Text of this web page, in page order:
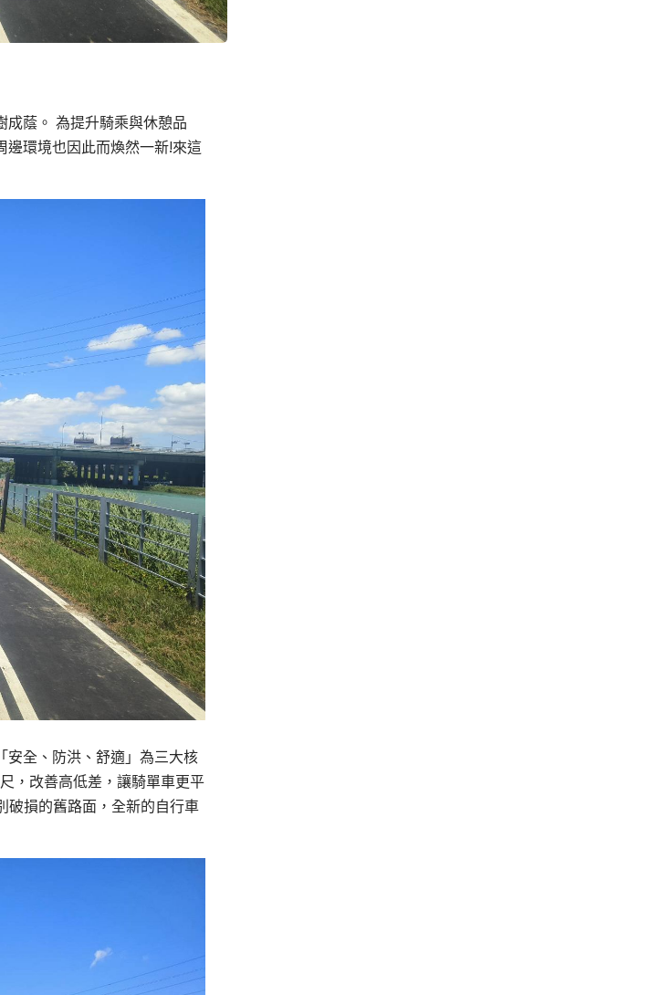
成蔭 。 為提升騎乘與休憩品
邊環境也因此而煥然一新!來這
安全、防洪、舒適」為三大核
，改善高低差，讓騎單車更平
破損的舊路面，全新的自行車